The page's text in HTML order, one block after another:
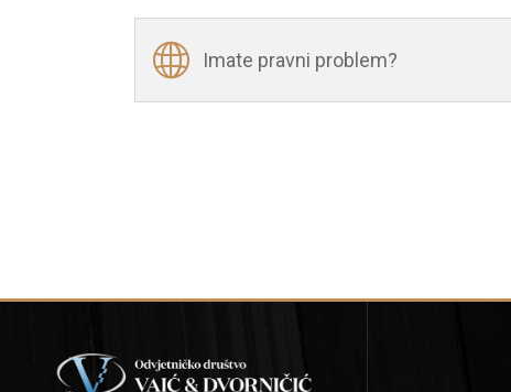
Imate pravni problem?